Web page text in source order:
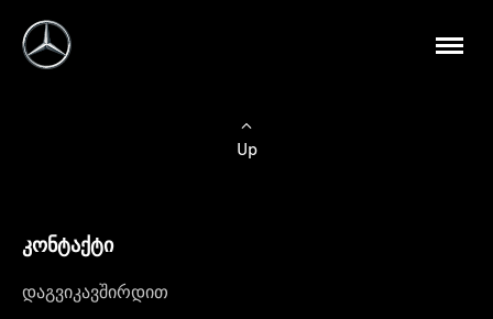
Up
კონტაქტი
დაგვიკავშირდით